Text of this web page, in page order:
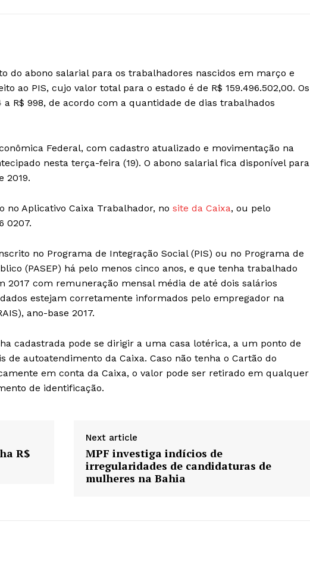
do abono salarial para os trabalhadores nascidos em março e
ao PIS, cujo valor total para o estado é de R$ 159.496.502,00. Os
R$ 998, de acordo com a quantidade de dias trabalhados
Federal, com cadastro atualizado e movimentação na
nesta terça-feira (19). O abono salarial fica disponível para
2019.
no Aplicativo Caixa Trabalhador, no site da Caixa, ou pelo
0207.
no Programa de Integração Social (PIS) ou no Programa de
(PASEP) há pelo menos cinco anos, e que tenha trabalhado
com remuneração mensal média de até dois salários
estejam corretamente informados pelo empregador na
ano-base 2017.
cadastrada pode se dirigir a uma casa lotérica, a um ponto de
de autoatendimento da Caixa. Caso não tenha o Cartão do
em conta da Caixa, o valor pode ser retirado em qualquer
de identificação.
R$
Next article
MPF investiga indícios de
irregularidades de candidaturas de
mulheres na Bahia